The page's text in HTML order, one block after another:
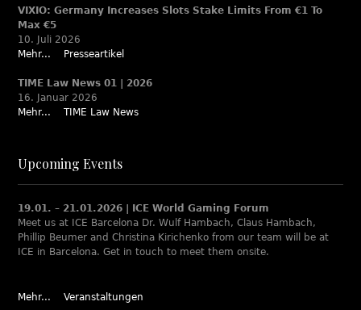
VIXIO: Germany Increases Slots Stake Limits From €1 To
Max €5
10. Juli 2026
Mehr...
Presseartikel
TIME Law News 01 | 2026
16. Januar 2026
Mehr...
TIME Law News
Upcoming Events
19.01. – 21.01.2026 | ICE World Gaming Forum
Meet us at ICE Barcelona Dr. Wulf Hambach, Claus Hambach,
Phillip Beumer and Christina Kirichenko from our team will be at
ICE in Barcelona. Get in touch to meet them onsite.
Mehr... Veranstaltungen